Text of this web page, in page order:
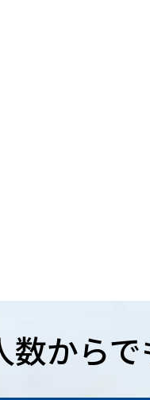
から